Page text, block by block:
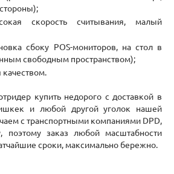
скорость считывания, малый
сбоку POS-мониторов, на стол в
свободным пространством);
качеством.
купить недорого с доставкой в
и любой другой уголок нашей
с транспортными компаниями DPD,
поэтому заказ любой масштабности
сроки, максимально бережно.